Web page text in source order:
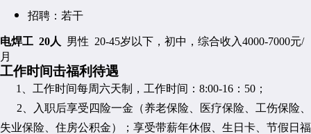
招聘： 若干
电焊工 20人 男性 20-45岁以下，初中，综合收入4000-7000元/
月
工作时间击福利待遇
1、工作时间每周六天制，工作时间：8:00-16：50；
2、入职后享受四险一金（养老保险、医疗保险、工伤保险、
失业保险、住房公积金）；享受带薪年休假、生日卡、节假日福